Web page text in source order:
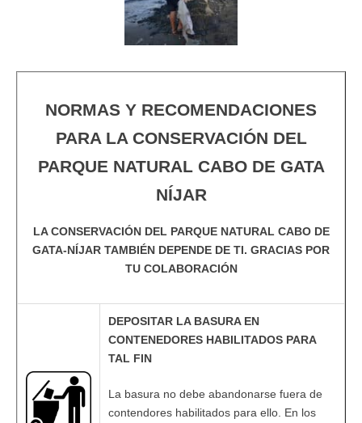
NORMAS Y RECOMENDACIONES
PARA LA CONSERVACIÓN DEL
PARQUE NATURAL CABO DE GATA
NÍJAR
LA CONSERVACIÓN DEL PARQUE NATURAL CABO DE
GATA-NÍJAR TAMBIÉN DEPENDE DE TI. GRACIAS POR
TU COLABORACIÓN
DEPOSITAR LA BASURA EN
CONTENEDORES HABILITADOS PARA
TAL FIN
La basura no debe abandonarse fuera de
contendores habilitados para ello. En los